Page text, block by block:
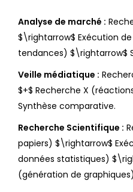
Analyse de marché :
$\rightarrow$ Exécution
tendances) $\rightarrow$
Veille médiatique :
$+$ Recherche X
Synthèse comparative.
Recherche Scientifique :
papiers) $\rightarrow$
données statistiques)
(génération de